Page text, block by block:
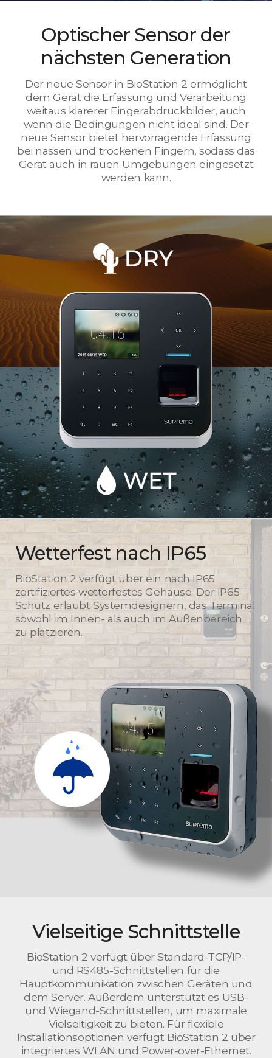
Optischer Sensor der
nächsten Generation
Der neue Sensor in BioStation 2 ermöglicht
dem Gerät die Erfassung und Verarbeitung
weitaus klarerer Fingerabdruckbilder, auch
wenn die Bedingungen nicht ideal sind. Der
neue Sensor bietet hervorragende Erfassung
bei nassen und trockenen Fingern, sodass das
Gerät auch in rauen Umgebungen eingesetzt
werden kann.
Wetterfest nach IP65
BioStation 2 verfügt über ein nach IP65
zertifiziertes wetterfestes Gehäuse. Der IP65-
Schutz erlaubt Systemdesignern, das Terminal
sowohl im Innen- als auch im Außenbereich
zu platzieren.
Vielseitige Schnittstelle
BioStation 2 verfügt über Standard-TCP/IP-
und RS485-Schnittstellen für die
Hauptkommunikation zwischen Geräten und
dem Server. Außerdem unterstützt es USB-
und Wiegand-Schnittstellen, um maximale
Vielseitigkeit zu bieten. Für flexible
Installationsoptionen verfügt BioStation 2 über
integriertes WLAN und Power-over-Ethernet.